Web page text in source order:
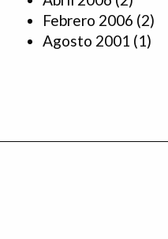
Febrero 2006 (2)
Agosto 2001 (1)